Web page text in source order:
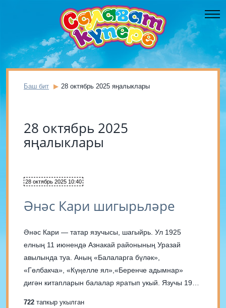
Баш бит 28 октябрь 2025 яңалыклары
28 октябрь 2025
яңалыклары
28 октябрь 2025 10:40
Әнәс Кари шигырьләре
Әнәс Кари — татар язучысы, шагыйрь. Ул 1925
елның 11 июнендә Азнакай районының Уразай
авылында туа. Аның «Балаларга бүләк»,
«Гөлбакча», «Күңелле ял»,«Беренче адымнар»
дигән китапларын балалар яратып укый. Язучы 1954
722 тапкыр укылган